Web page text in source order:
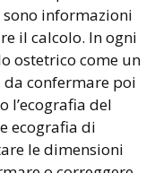
informazioni
il calcolo. In ogni
ostetrico come un
confermare poi
l’ecografia del
ecografia di
le dimensioni